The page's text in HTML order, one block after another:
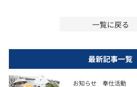
一覧に戻る
最新記事一覧
お知らせ 奉仕活動